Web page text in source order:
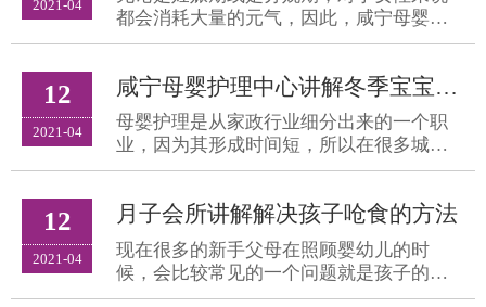
2021-04
都会消耗大量的元气，因此，咸宁母婴护
理在产后进行及时的调理，让产妇恢复元
性休养生息、恢复
12
2021-04
咸宁母婴护理中心​讲解冬季宝宝的养护事项
母婴护理是从家政行业细分出来的一个职
业，因为其形成时间短，所以在很多城市
都把月嫂、保姆混为一谈，认为母婴护理
工作，以至于很多家
12
2021-04
月子会所​讲解解决孩子呛食的方法
现在很多的新手父母在照顾婴幼儿的时
候，会比较常见的一个问题就是孩子的耳
鼻喉进异物，尤其是孩子在因为小，吃东